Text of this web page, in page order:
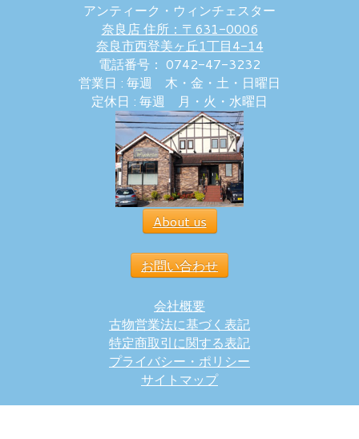
アンティーク・ウィンチェスター
奈良店 住所：〒631-0006
奈良市西登美ヶ丘1丁目4-14
電話番号： 0742-47-3232
営業日 : 毎週 木・金・土・日曜日
定休日 : 毎週 月・火・水曜日
About us
お問い合わせ
会社概要
古物営業法に基づく表記
特定商取引に関する表記
プライバシー・ポリシー
サイトマップ